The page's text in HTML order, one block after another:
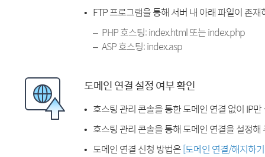
FTP 프로그램을 통해 서버 내 아래 파일이 존
PHP 호스팅: index.html 또는 index.php
ASP 호스팅: index.asp
도메인 연결 설정 여부 확인
호스팅 관리 콘솔을 통한 도메인 연결 없이 IP
호스팅 관리 콘솔을 통해 도메인 연결을 설정해
도메인 연결 신청 방법은[도메인 연결/해지하